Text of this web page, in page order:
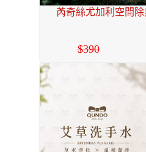
芮奇絲尤加利空間
390